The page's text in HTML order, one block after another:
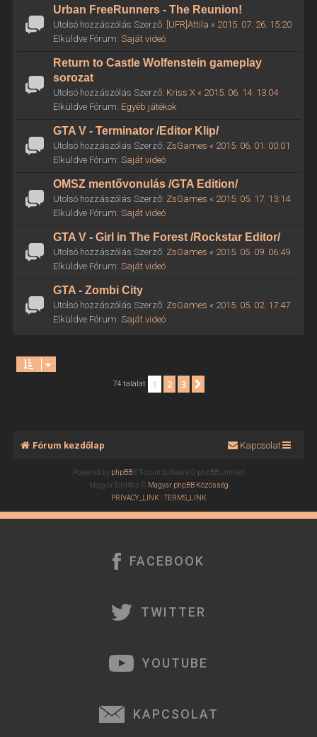
Urban FreeRunners - The Reunion!
Utolsó hozzászólás Szerző: [UFR]Attila « 2015. 07. 26. 15:20
Elküldve Fórum: Saját videó
Return to Castle Wolfenstein gameplay
sorozat
Utolsó hozzászólás Szerző: Kriss X« 2015. 06. 14. 13:04
Elküldve Fórum: Egyéb játékok
GTA V - Terminator /Editor Klip/
Utolsó hozzászólás Szerző: ZsGames « 2015. 06. 01. 00:01
Elküldve Fórum: Saját videó
OMSZ mentővonulás /GTA Edition/
Utolsó hozzászólás Szerző: ZsGames « 2015. 05. 17. 13:14
Elküldve Fórum: Saját videó
GTA V - Girl in The Forest /Rockstar Editor/
Utolsó hozzászólás Szerző: ZsGames « 2015. 05. 09. 06:49
Elküldve Fórum: Saját videó
GTA - Zombi City
Utolsó hozzászólás Szerző: ZsGames « 2015. 05. 02. 17:47
Elküldve Fórum: Saját videó
74 találat 1 2 3
Fórum kezdőlap Kapcsolat
Powered by phpBB® Forum Software © phpBB Limited
Magyar fordítás ©
Magyar phpBB Közösség
PRIVACY_LINK| TERMS_LINK
FACEBOOK
TWITTER
YOUTUBE
KAPCSOLAT